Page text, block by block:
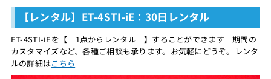
【レンタル】ET-4STI-iE：30日レンタル
ET-4STI-iEを【 1点からレンタル 】することができます 期間の
カスタマイズなど、各種ご相談も承ります。お気軽にどうぞ。レンタ
ルの詳細はこちら